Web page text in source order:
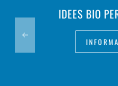
IDEES BIO